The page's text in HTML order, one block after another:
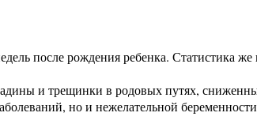
после рождения ребенка. Статистика
и трещинки в родовых путях,
но и нежелательной